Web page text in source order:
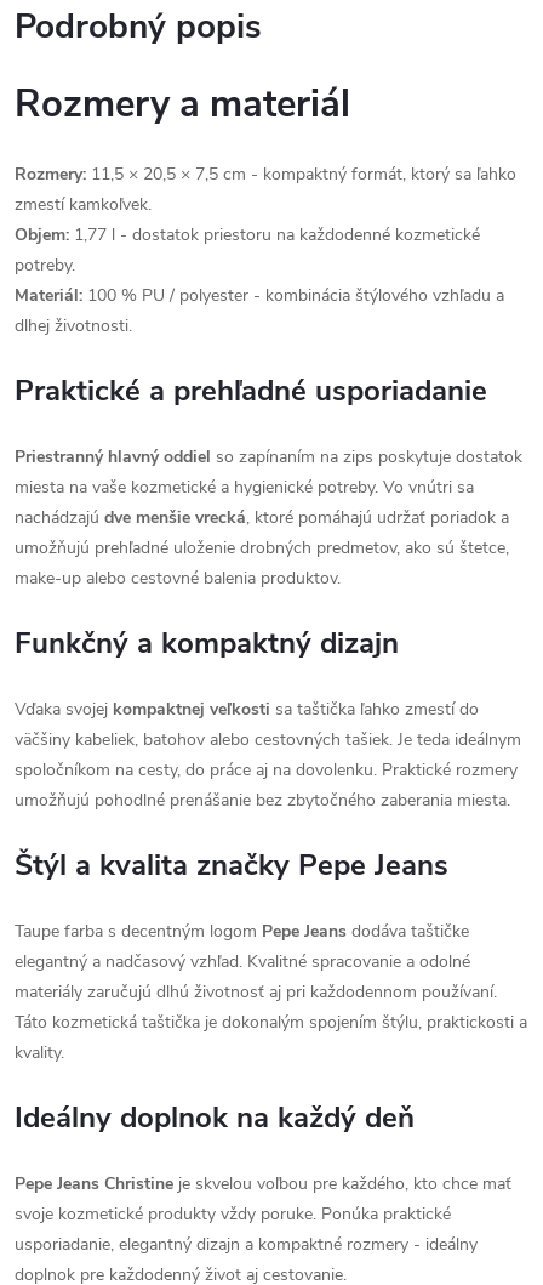
Podrobný popis
Rozmery a materiál
Rozmery: 11,5 × 20,5 × 7,5 cm - kompaktný formát, ktorý sa ľahko
zmestí kamkoľvek.
Objem: 1,77 l - dostatok priestoru na každodenné kozmetické
potreby.
Materiál: 100 % PU / polyester - kombinácia štýlového vzhľadu a
dlhej životnosti.
Praktické a prehľadné usporiadanie
Priestranný hlavný oddiel so zapínaním na zips poskytuje dostatok
miesta na vaše kozmetické a hygienické potreby. Vo vnútri sa
nachádzajú dve menšie vrecká, ktoré pomáhajú udržať poriadok a
umožňujú prehľadné uloženie drobných predmetov, ako sú štetce,
make-up alebo cestovné balenia produktov.
Funkčný a kompaktný dizajn
Vďaka svojej kompaktnej veľkosti sa taštička ľahko zmestí do
väčšiny kabeliek, batohov alebo cestovných tašiek. Je teda ideálnym
spoločníkom na cesty, do práce aj na dovolenku. Praktické rozmery
umožňujú pohodlné prenášanie bez zbytočného zaberania miesta.
Štýl a kvalita značky Pepe Jeans
Taupe farba s decentným logom Pepe Jeans dodáva taštičke
elegantný a nadčasový vzhľad. Kvalitné spracovanie a odolné
materiály zaručujú dlhú životnosť aj pri každodennom používaní.
Táto kozmetická taštička je dokonalým spojením štýlu, praktickosti a
kvality.
Ideálny doplnok na každý deň
Pepe Jeans Christine je skvelou voľbou pre každého, kto chce mať
svoje kozmetické produkty vždy poruke. Ponúka praktické
usporiadanie, elegantný dizajn a kompaktné rozmery - ideálny
doplnok pre každodenný život aj cestovanie.